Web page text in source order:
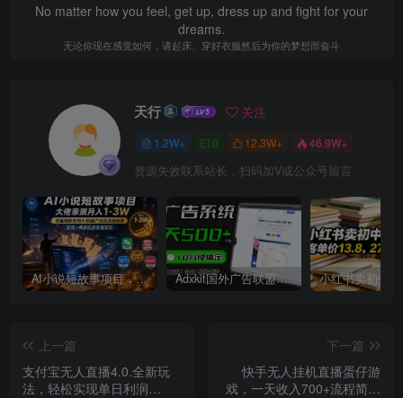
No matter how you feel, get up, dress up and fight for your
dreams.
无论你现在感觉如何，请起床、穿好衣服然后为你的梦想而奋斗
天行 关注
1.2W+ 0 12.3W+ 46.9W+
资源失效联系站长，扫码加V或公众号留言
AI小说短故事项目，大佬亲测月入1-3W，零基础教你用AI批量产出优质短故事，实现一稿多吃多渠道变现 Adxkit国外广告联盟系统，一天上500+广告，让你的投放更加高效简单！
上一篇
支付宝无人直播4.0.全新玩
法，轻松实现单日利润
下一篇
快手无人挂机直播蛋仔游
戏，一天收入700+流程简单